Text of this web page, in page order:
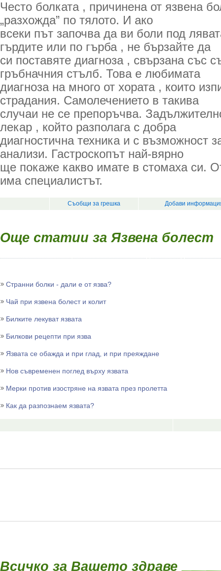
Често болката , причинена от язвена
„разхожда” по тялото. И ако
всеки път започва да ви боли под
гърдите или по гърба , не бързайте да
си поставяте диагноза , свързана със
гръбначния стълб. Това е любимата
диагноза на много от хората , които
страдания. Самолечението в такива
случаи не се препоръчва.
лекар , който разполага с добра
диагностична техника и с възможност
анализи. Гастроскопът най-вярно
ще покаже какво имате в стомаха си.
има специалистът.
Съобщи за грешка Добави
Още статии за Язвена болест
Странни болки - дали е от язва?
Чай при язвена болест и колит
Билките лекуват язвата
Билкови рецепти при язва
Язвата се обажда и при глад, и при преяждане
Нов съвременен поглед върху язвата
Мерки против изостряне на язвата през пролетта
Как да разпознаем язвата?
Всичко за Вашето здраве